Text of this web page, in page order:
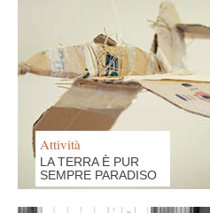
Attività
LA TERRA È PUR
SEMPRE PARADISO